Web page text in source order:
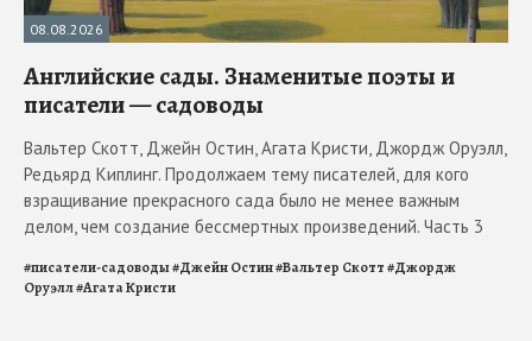
08.08.2026
Английские сады. Знаменитые поэты и
писатели — садоводы
Вальтер Скотт, Джейн Остин, Агата Кристи, Джордж Оруэлл,
Редьярд Киплинг. Продолжаем тему писателей, для кого
взращивание прекрасного сада было не менее важным
делом, чем создание бессмертных произведений. Часть 3
#писатели-садоводы#Джейн Остин#Вальтер Скотт#Джордж
Оруэлл#Агата Кристи